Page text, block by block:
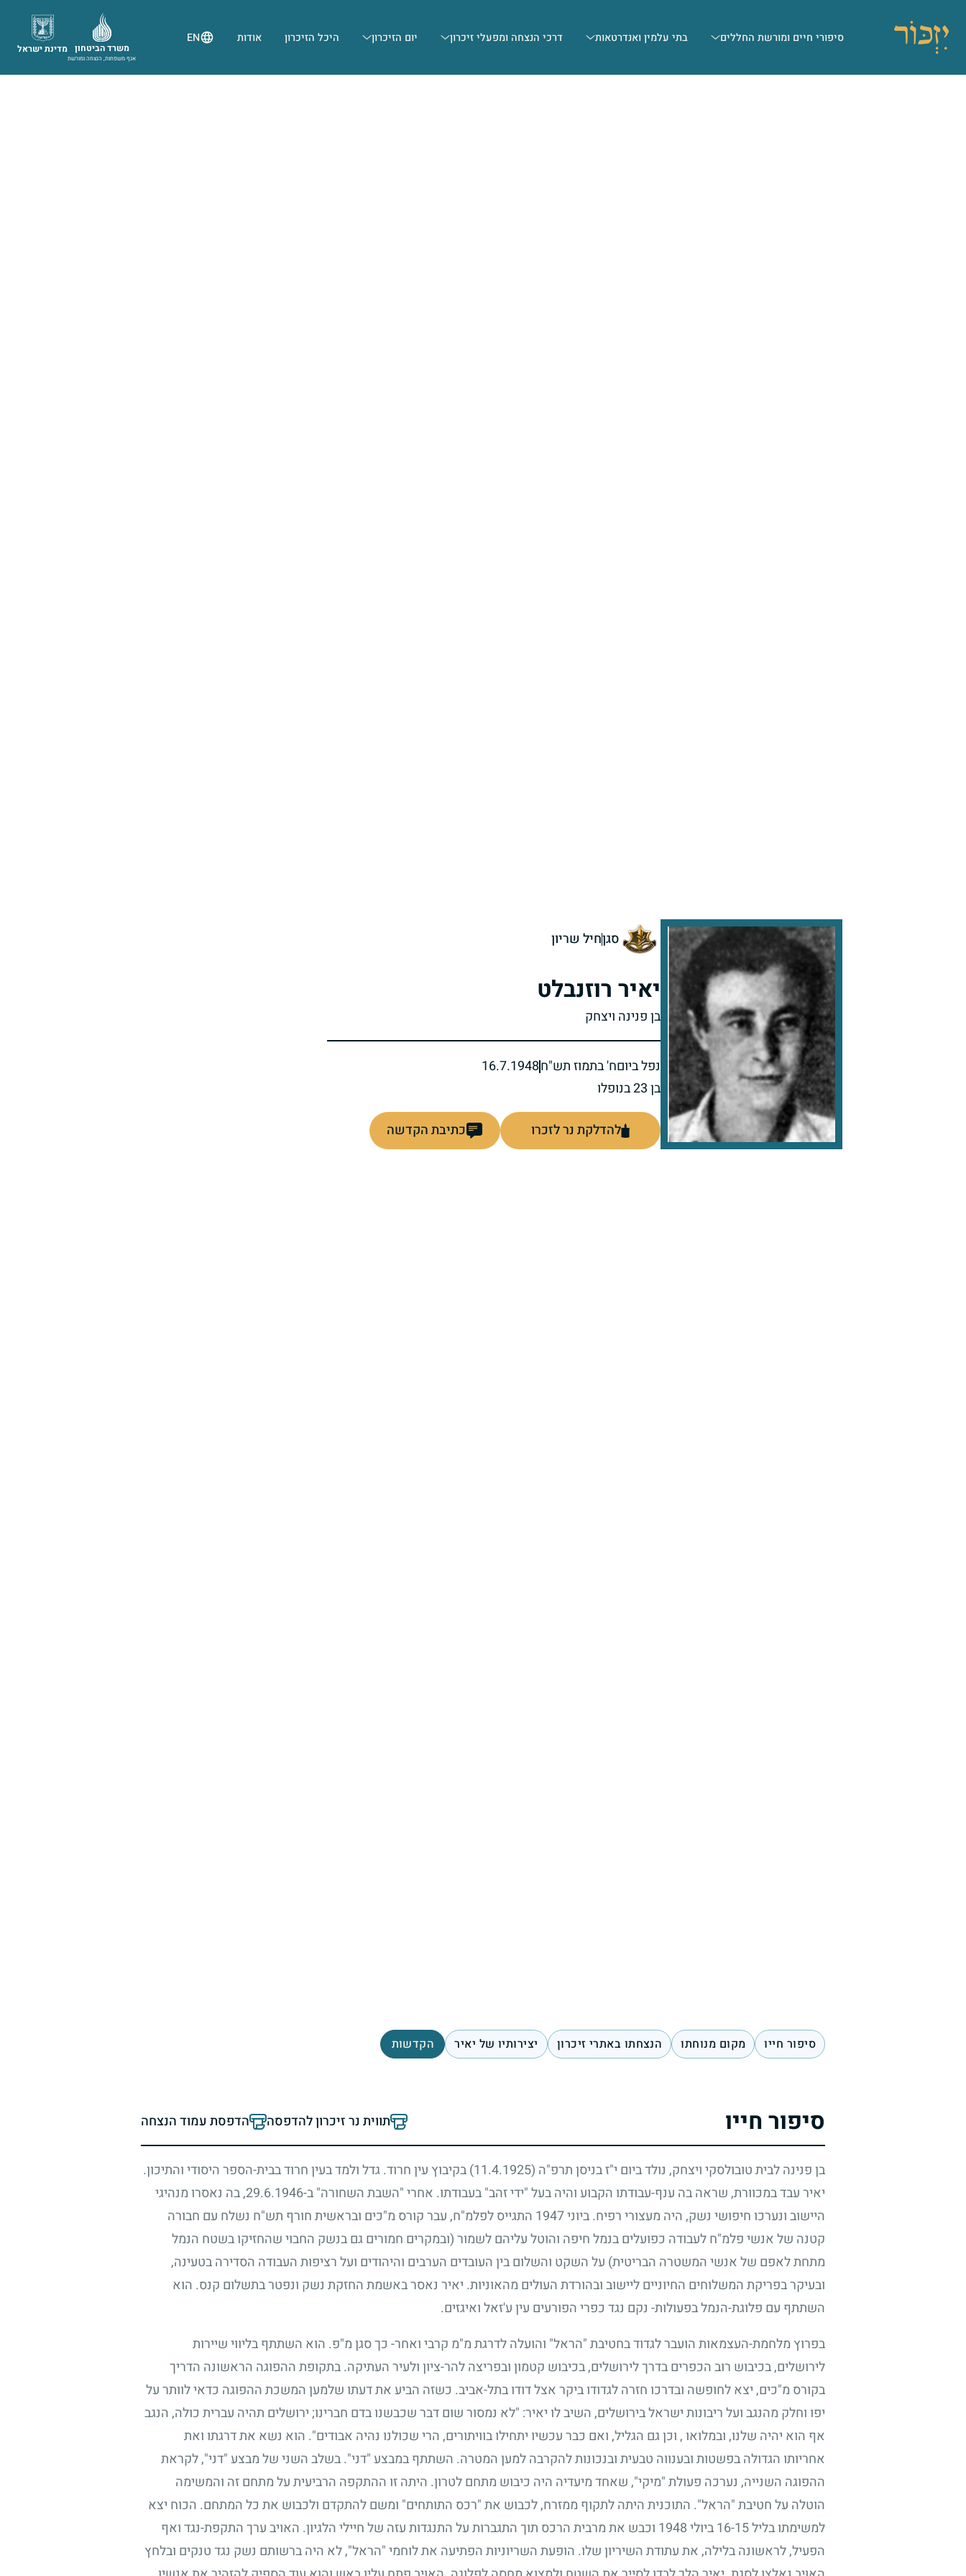
סיפורי חיים ומורשת החללים בתי עלמין ואנדרטאות דרכי הנצחה ומפעלי זיכרון יום הזיכרון היכל הזיכרון אודות EN
מדינת ישראל משרד הביטחון
אגף משפחות, הנצחה ומורשת
סגןחיל שריון
יאיר רוזנבלט
בן פנינה ויצחק
נפל ביוםח' בתמוז תש"ח16.7.1948
בן 23 בנופלו
להדלקת נר לזכרו כתיבת הקדשה
סיפור חייו מקום מנוחתו הנצחתו באתרי זיכרון יצירותיו של יאיר הקדשות
סיפור חייו תווית נר זיכרון להדפסה הדפסת עמוד הנצחה
בן פנינה לבית טובולסקי ויצחק, נולד ביום י"ז בניסן תרפ"ה (11.4.1925)
בקיבוץ עין חרוד. גדל ולמד בעין חרוד בבית-הספר היסודי והתיכון.
יאיר עבד במכוורת, שראה בה ענף-עבודתו הקבוע והיה בעל "ידי זהב" בעבודתו. אחרי "השבת השחורה" ב-29.6.1946, בה נאסרו מנהיגי
היישוב ונערכו חיפושי נשק, היה מעצורי רפיח. ביוני1947 התגייס לפלמ"ח, עבר קורס מ"כים ובראשית חורף תש"ח נשלח עם חבורה
קטנה של אנשי פלמ"ח לעבודה כפועלים בנמל חיפה והוטל עליהם לשמור (ובמקרים חמורים גם בנשק החבוי שהחזיקו בשטח הנמל
מתחת לאפם של אנשי המשטרה הבריטית) על השקט והשלום בין העובדים הערבים והיהודים ועל רציפות העבודה הסדירה בטעינה,
ובעיקר בפריקת המשלוחים החיוניים ליישוב ובהורדת העולים מהאוניות. יאיר נאסר באשמת החזקת נשק ונפטר בתשלום קנס. הוא
השתתף עם פלוגת-הנמל בפעולות- נקם נגד כפרי הפורעים עין ע'זאל ואיגזים.
בפרוץ מלחמת-העצמאות הועבר לגדוד בחטיבת "הראל" והועלה לדרגת מ"מ קרבי ואחר- כך סגן מ"פ. הוא השתתף בליווי שיירות
לירושלים, בכיבוש רוב הכפרים בדרך לירושלים, בכיבוש קטמון ובפריצה להר-ציון ולעיר העתיקה. בתקופת ההפוגה הראשונה הדריך
בקורס מ"כים, יצא לחופשה ובדרכו חזרה לגדודו ביקר אצל דודו בתל-אביב. כשזה הביע את דעתו שלמען המשכת ההפוגה כדאי לוותר על
יפו וחלק מהנגב ועל ריבונות ישראל בירושלים, השיב לו יאיר: "לא נמסור שום דבר שכבשנו בדם חברינו;ירושלים תהיה עברית כולה, הנגב
אף הוא יהיה שלנו, ובמלואו , וכן גם הגליל, ואם כבר עכשיו יתחילו בוויתורים, הרי שכולנו נהיה אבודים". הוא נשא את דרגתו ואת
אחריותו הגדולה בפשטות ובענווה טבעית ובנכונות להקרבה למען המטרה. השתתף במבצע "דני". בשלב השני של מבצע "דני", לקראת
ההפוגה השנייה, נערכה פעולת "מיקי", שאחד מיעדיה היה כיבוש מתחם לטרון. היתה זו ההתקפה הרביעית על מתחם זה והמשימה
הוטלה על חטיבת "הראל". התוכנית היתה לתקוף ממזרח, לכבוש את "רכס התותחים" ומשם להתקדם ולכבוש את כל המתחם. הכוח יצא
למשימתו בליל15
-
16ביולי1948 וכבש את מרבית הרכס תוך התגברות על התנגדות עזה של חיילי הלגיון. האויב ערך התקפת-נגד ואף
הפעיל, לראשונה בלילה, את עתודת השיריון שלו. הופעת השריוניות הפתיעה את לוחמי "הראל", לא היה ברשותם נשק נגד טנקים ובלחץ